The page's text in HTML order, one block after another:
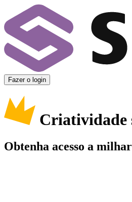
Fazer o login
Criatividade
Obtenha acesso a